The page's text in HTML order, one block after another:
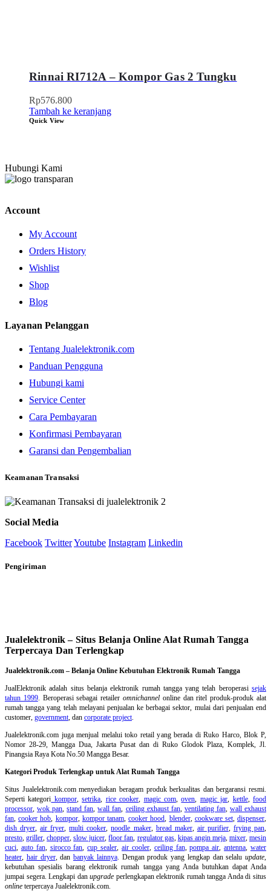
Rinnai RI712A – Kompor Gas 2 Tungku
Rp576.800
Tambah ke keranjang
Quick View
Hubungi Kami
Account
My Account
Orders History
Wishlist
Shop
Blog
Layanan Pelanggan
Tentang Jualelektronik.com
Panduan Pengguna
Hubungi kami
Service Center
Cara Pembayaran
Konfirmasi Pembayaran
Garansi dan Pengembalian
Keamanan Transaksi
Social Media
Facebook TwitterYoutube Instagram Linkedin
Pengiriman
Jualelektronik – Situs Belanja Online Alat Rumah Tangga
Terpercaya Dan Terlengkap
Jualelektronik.com – Belanja Online Kebutuhan Elektronik Rumah Tangga
JualElektronik adalah situs belanja elektronik rumah tanggayang telah beroperasisejak
tahun 1999. Beroperasi sebagai retaileromnichannel online dan ritel produk-produk alat
rumah tangga yang telah melayani penjualan ke berbagai sektor, mulai dari penjualan end
customer, government, dan corporate project.
Jualelektronik.com juga menjual melalui toko retail yang berada di Ruko Harco, Blok P,
Nomor 28-29, Mangga Dua, Jakarta Pusat dan di Ruko Glodok Plaza, Komplek, Jl.
Pinangsia Raya Kota No.50 Mangga Besar.
Kategori Produk Terlengkap untuk Alat Rumah Tangga
Situs Jualelektronik.com menyediakan beragam produk berkualitas dan bergaransi resmi.
Seperti kategori kompor,setrika, rice cooker, magic com,oven, magic jar, kettle,food
processor,wok pan,stand fan,wall fan, ceiling exhaust fan, ventilating fan, wall exhaust
fan,cooker hob, kompor, kompor tanam,cooker hood, blender, cookware set,dispenser,
dish dryer,air fryer,multi cooker,noodle maker, bread maker, air purifier, frying pan,
presto,griller,chopper,slow juicer,floor fan, regulator gas, kipas angin meja, mixer,mesin
cuci, auto fan, sirocco fan,cup sealer,air cooler, ceiling fan,pompa air,antenna,water
heater, hair dryer, dan banyak lainnya. Dengan produk yang lengkap dan selalu update,
kebutuhan spesialis barang elektronik rumah tangga yang Anda butuhkan dapat Anda
jumpai segera. Lengkapi danupgrade perlengkapan elektronik rumah tangga Anda di situs
online terpercaya Jualelektronik.com.